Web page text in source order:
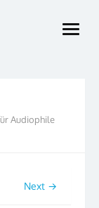
open
Audiophile
Next →